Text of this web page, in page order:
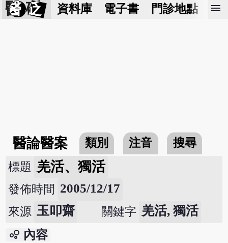
醫 砭 資料庫 電子書 門診地點 預
menu
醫論醫案 類別 注音
搜尋
標題 羌活、獨活
發佈時間 2005/12/17
來源 玉叩齋 關鍵字 羌活, 獨活
bubble_chart 內容